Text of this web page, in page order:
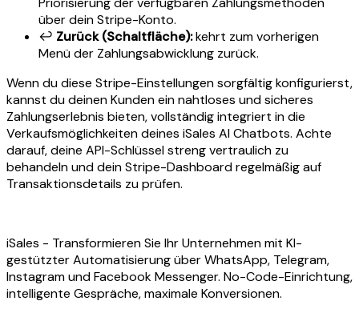
über dein Stripe-Konto.
↩️ Zurück (Schaltfläche):kehrt zum vorherigen
Menü der Zahlungsabwicklung zurück.
Wenn du diese Stripe-Einstellungen sorgfältig konfigurierst,
kannst du deinen Kunden ein nahtloses und sicheres
Zahlungserlebnis bieten, vollständig integriert in die
Verkaufsmöglichkeiten deines iSales AI Chatbots. Achte
darauf, deine API-Schlüssel streng vertraulich zu
behandeln und dein Stripe-Dashboard regelmäßig auf
Transaktionsdetails zu prüfen.
iSales - Transformieren Sie Ihr Unternehmen mit KI-
gestützter Automatisierung über WhatsApp, Telegram,
Instagram und Facebook Messenger. No-Code-Einrichtung,
intelligente Gespräche, maximale Konversionen.